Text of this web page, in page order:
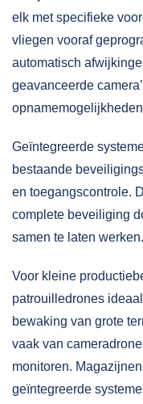
elk met specifieke
vliegen vooraf
automatisch
geavanceerde
Geïntegreerde
bestaande
en toegangscontrole.
complete beveiliging
samen te laten werken.
Voor kleine
patrouilledrones
bewaking van grote
vaak van
monitoren.
geïntegreerde